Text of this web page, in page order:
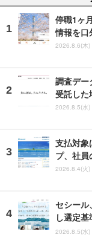
停職1ヶ
情報を口
2026.8.6(木)
調査デー
受託した
2026.8.5(水)
支払対
プ、社員
2026.8.4(火)
セシール
し選定
2026.8.5(水)